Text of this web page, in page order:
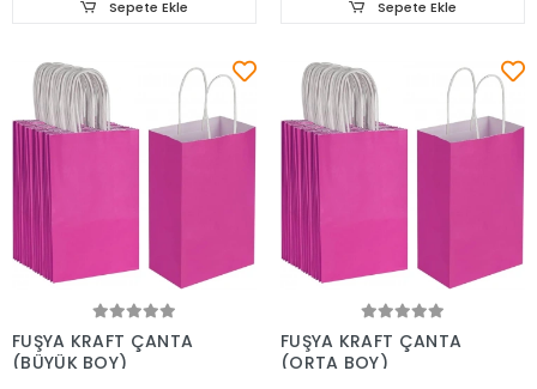
Sepete Ekle Sepete Ekle
Sepete Ekle
FUŞYA KRAFT ÇANTA
(BÜYÜK BOY)
Sepete Ekle
FUŞYA KRAFT ÇANTA
(ORTA BOY)